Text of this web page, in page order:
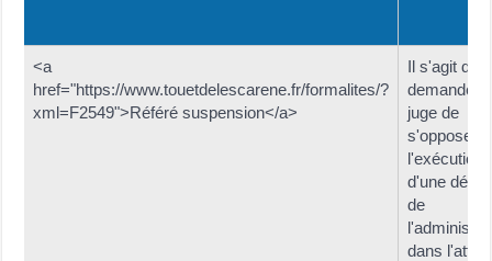
<a
href="https://www.touetdelescarene.fr/formalites/?
xml=F2549">Référé suspension</a>
Il s'agit de
demander
juge de
s'opposer à
l'exécution
d'une
de
dans